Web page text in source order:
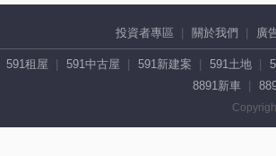
投資者專區 關於我們 廣
591租屋 591中古屋 591新建案 591土地
8891新車